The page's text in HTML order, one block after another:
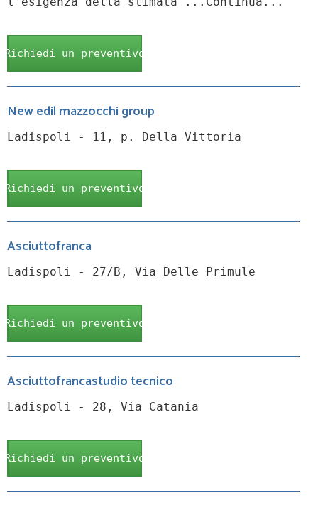
Richiedi un preventivo
New edil mazzocchi group
Ladispoli - 11, p. Della Vittoria
Richiedi un preventivo
Asciuttofranca
Ladispoli - 27/B, Via Delle Primule
Richiedi un preventivo
Asciuttofrancastudio tecnico
Ladispoli - 28, Via Catania
Richiedi un preventivo